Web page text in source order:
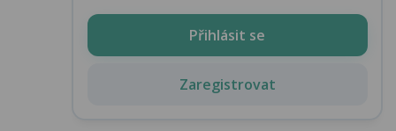
Přihlásit se
Zaregistrovat